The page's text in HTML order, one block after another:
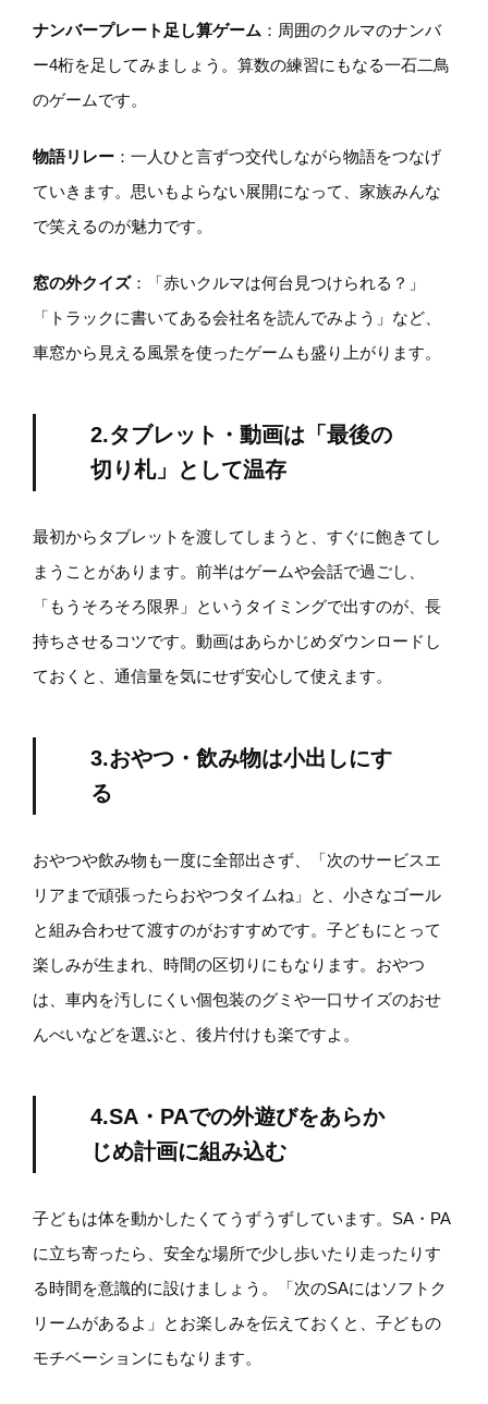
ナンバープレート足し算ゲーム ：周囲のクルマのナンバ
ー4桁を足してみましょう。算数の練習にもなる一石二鳥
のゲームです。
物語リレー ：一人ひと言ずつ交代しながら物語をつなげ
ていきます。思いもよらない展開になって、家族みんな
で笑えるのが魅力です。
窓の外クイズ：「赤いクルマは何台見つけられる？」
「トラックに書いてある会社名を読んでみよう」など、
車窓から見える風景を使ったゲームも盛り上がります。
2.タブレット・動画は「最後の
切り札」として温存
最初からタブレットを渡してしまうと、すぐに飽きてし
まうことがあります。前半はゲームや会話で過ごし、
「もうそろそろ限界」というタイミングで出すのが、長
持ちさせるコツです。動画はあらかじめダウンロードし
ておくと、通信量を気にせず安心して使えます。
3.おやつ・飲み物は小出しにす
る
おやつや飲み物も一度に全部出さず、「次のサービスエ
リアまで頑張ったらおやつタイムね」と、小さなゴール
と組み合わせて渡すのがおすすめです。子どもにとって
楽しみが生まれ、時間の区切りにもなります。おやつ
は、車内を汚しにくい個包装のグミや一口サイズのおせ
んべいなどを選ぶと、後片付けも楽ですよ。
4.SA・PAでの外遊びをあらか
じめ計画に組み込む
子どもは体を動かしたくてうずうずしています。SA・PA
に立ち寄ったら、安全な場所で少し歩いたり走ったりす
る時間を意識的に設けましょう。「次のSAにはソフトク
リームがあるよ」とお楽しみを伝えておくと、子どもの
モチベーションにもなります。